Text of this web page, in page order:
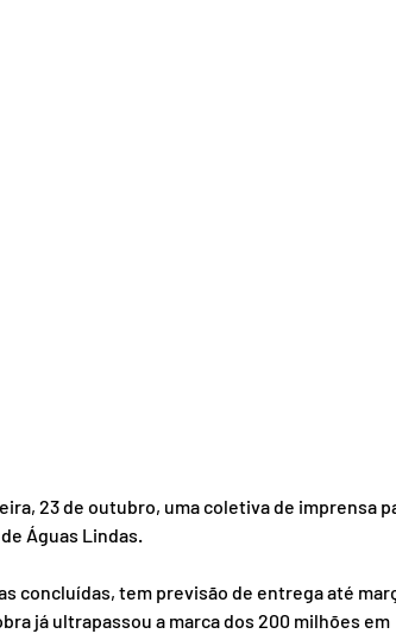
23 de outubro, uma coletiva de imprensa
Águas Lindas.
concluídas, tem previsão de entrega até
já ultrapassou a marca dos 200 milhões em